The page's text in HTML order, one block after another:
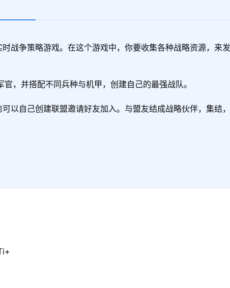
战争策略游戏。在这个游戏中，你要收集各种战略资源，来
以自己创建联盟邀请好友加入。与盟友结成战略伙伴，集结，